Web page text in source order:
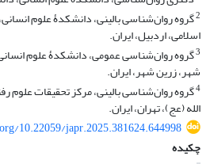
2گروه روان‌شناسی بالینی، دانشکدۀ علوم
اسلامی، اردبیل، ایران.
3گروه روان‌شناسی عمومی، دانشکدۀ علوم
شهر، زرین شهر، ایران.
4گروه روان‌شناسی بالینی، مرکز تحقیقات علوم
الله (عج)، تهران، ایران.
10.22059/japr.2025.381624.644998
چکیده